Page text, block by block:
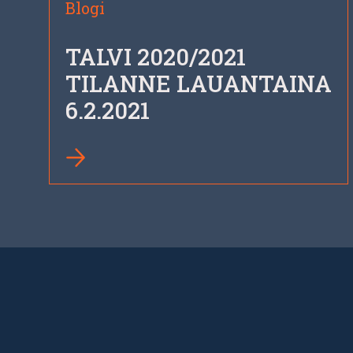
Blogi
TALVI 2020/2021
TILANNE LAUANTAINA
6.2.2021